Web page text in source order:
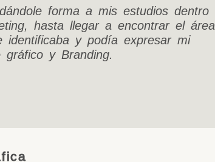
forma a mis estudios dentro
hasta llegar a encontrar el área
y podía expresar mi
gráfico y Branding.